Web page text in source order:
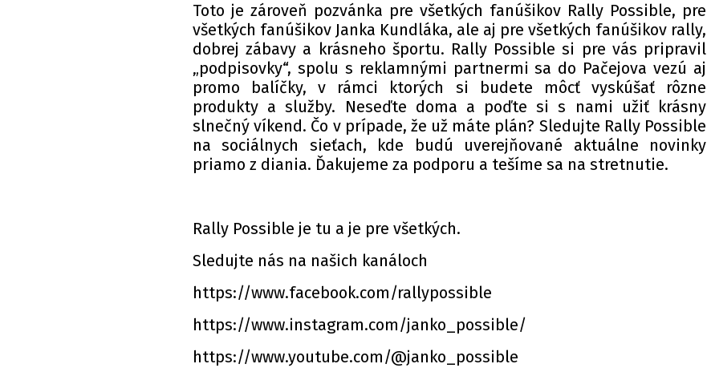
Toto je zároveň pozvánka pre všetkých fanúšikov Rally Possible, pre
všetkých fanúšikov Janka Kundláka, ale aj pre všetkých fanúšikov rally,
dobrej zábavy a krásneho športu. Rally Possible si pre vás pripravil
„podpisovky“, spolu s reklamnými partnermi sa do Pačejova vezú aj
promo balíčky, v rámci ktorých si budete môcť vyskúšať rôzne
produkty a služby. Neseďte doma a poďte si s nami užiť krásny
slnečný víkend. Čo v prípade, že už máte plán? Sledujte Rally Possible
na sociálnych sieťach, kde budú uverejňované aktuálne novinky
priamo z diania. Ďakujeme za podporu a tešíme sa na stretnutie.
Rally Possible je tu a je pre všetkých.
Sledujte nás na našich kanáloch
https://www.facebook.com/rallypossible
https://www.instagram.com/janko_possible/
https://www.youtube.com/@janko_possible